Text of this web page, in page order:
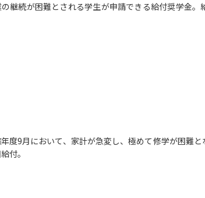
テレメール全国一斉進学調査
新生活
継続が困難とされる学生が申請できる給付奨学金。
度9月において、家計が急変し、極めて修学が困難
付。